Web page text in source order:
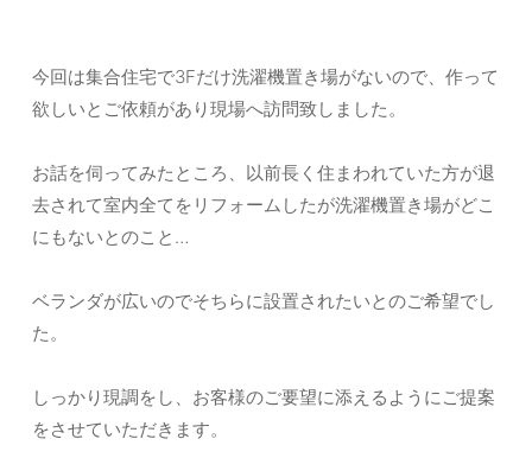
今回は集合住宅で3Fだけ洗濯機置き場がないので、作って
欲しいとご依頼があり現場へ訪問致しました。
お話を伺ってみたところ、以前長く住まわれていた方が退
去されて室内全てをリフォームしたが洗濯機置き場がどこ
にもないとのこと…
ベランダが広いのでそちらに設置されたいとのご希望でし
た。
しっかり現調をし、お客様のご要望に添えるようにご提案
をさせていただきます。